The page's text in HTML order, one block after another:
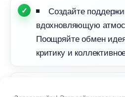
Создайте
дохновляющую
Поощряйте обмен
критику и